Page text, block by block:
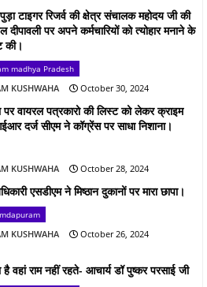
टाइगर रिजर्व की क्षेत्र संचालक महोदय जी की
पर अपने कर्मचारियों को त्योहार मनाने के
की।
madhya Pradesh
KUSHWAHA October 30, 2024
पर वायरल पत्रकारो की लिस्ट को लेकर क्राइम
दर्ज सीएम ने कॉग्रेंस पर साधा निशाना।
KUSHWAHA October 28, 2024
एसडीएम ने मिष्ठान दुकानों पर मारा छापा।
KUSHWAHA October 26, 2024
है वहां राम नहीं रहते- आचार्य डॉ पुष्कर परसाई जी